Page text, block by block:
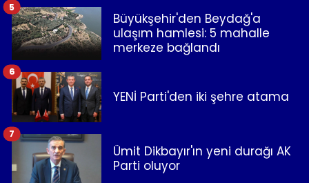
Büyükşehir'den Beydağ'a
ulaşım hamlesi: 5 mahalle
merkeze bağlandı
5
YENİ Parti'den iki şehre atama
6
Ümit Dikbayır'ın yeni durağı AK
Parti oluyor
7